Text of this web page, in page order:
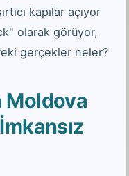
kapılar açıyor
olarak görüyor,
gerçekler neler?
Moldova